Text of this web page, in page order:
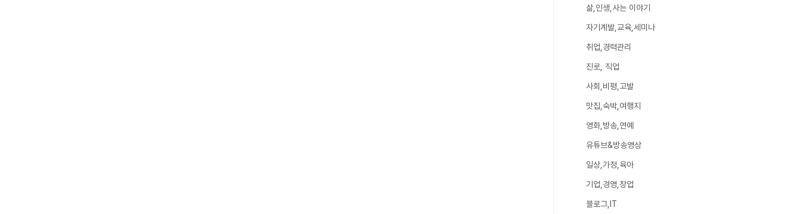
삶,인생,사는 이야기
자기계발,교육,세미나
취업,경력관리
진로, 직업
사회,비평,고발
맛집,숙박,여행지
영화,방송,연예
유튜브&방송영상
일상,가정,육아
기업,경영,창업
블로그,IT